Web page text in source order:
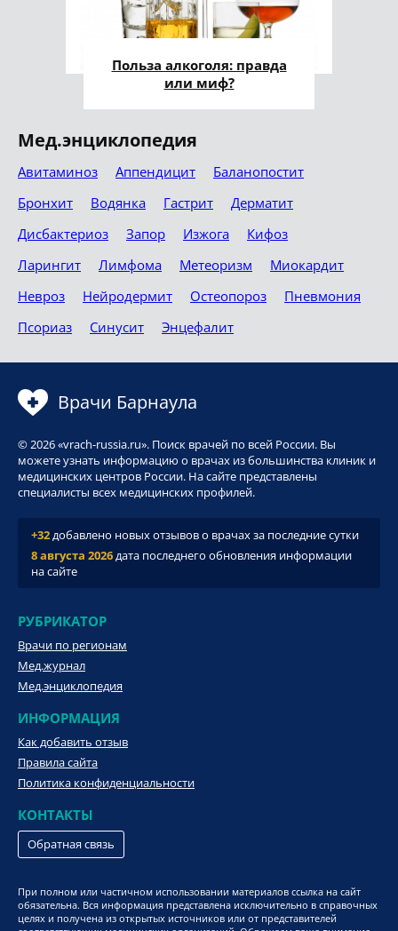
Польза алкоголя: правда
или миф?
Мед.энциклопедия
Авитаминоз Аппендицит
Баланопостит
Бронхит
Водянка Гастрит
Дерматит
Дисбактериоз
Запор Изжога
Кифоз
Ларингит
Лимфома Метеоризм
Миокардит
Невроз
Нейродермит Остеопороз
Пневмония
Псориаз
Синусит Энцефалит
Врачи Барнаула
© 2026 «vrach-russia.ru». Поиск врачей по всей России. Вы
можете узнать информацию о врачах из большинства клиник и
медицинских центров России. На сайте представлены
специалисты всех медицинских профилей.
+32добавлено новых отзывов о врачах за последние сутки
8 августа 2026дата последнего обновления информации
на сайте
РУБРИКАТОР
Врачи по регионам
Мед.журнал
Мед.энциклопедия
ИНФОРМАЦИЯ
Как добавить отзыв
Правила сайта
Политика конфиденциальности
КОНТАКТЫ
Обратная связь
При полном или частичном использовании материалов ссылка на сайт
обязательна. Вся информация представлена исключительно в справочных
целях и получена из открытых источников или от представителей